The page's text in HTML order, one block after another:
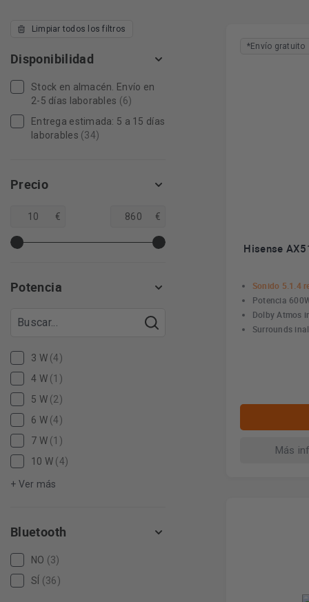
Limpiar todos los filtros
Disponibilidad
Stock en almacén. Envío en
2-5 días laborables (6)
Entrega estimada: 5 a 15 días
laborables (34)
Precio
€ €
Potencia
3 W (4)
4 W (1)
5 W (2)
6 W (4)
7 W (1)
10 W (4)
+ Ver más
Bluetooth
NO (3)
SÍ (36)
*Envío gratuito
Hisense
Sonido 5.1.4
Potencia
Dolby Atmos
Surrounds
Más